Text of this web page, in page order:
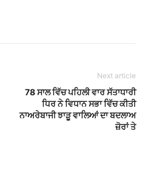
Next article
78 ਸਾਲ ਵਿੱਚ ਪਹਿਲੀ ਵਾਰ ਸੱਤਾਧਾਰੀ
ਧਿਰ ਨੇ ਵਿਧਾਨ ਸਭਾ ਵਿੱਚ ਕੀਤੀ
ਨਾਅਰੇਬਾਜੀ ਝਾੜੂ ਵਾਲਿਆਂ ਦਾ ਬਦਲਾਅ
ਜ਼ੋਰਾਂ ਤੇ